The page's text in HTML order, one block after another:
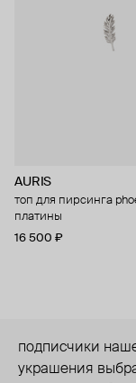
AURIS
топ для пирсинга
платины
16 500 ₽
подписчики
украшения